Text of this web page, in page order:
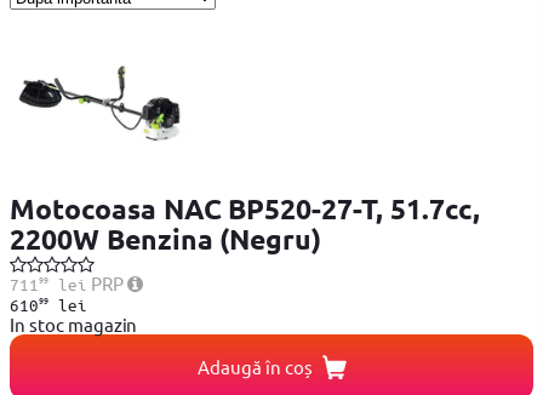
Motocoasa NAC BP520-27-T, 51.7cc,
2200W Benzina (Negru)
711 99lei PRP
61099lei
In stoc magazin
Adaugă în coș